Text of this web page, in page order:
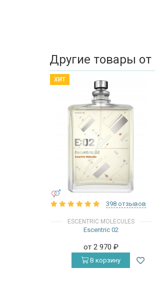
Другие товары от
ХИТ
УНИСЕКС
398 отзывов
ESCENTRIC MOLECULES
Escentric 02
от 2 970 ₽
В корзину